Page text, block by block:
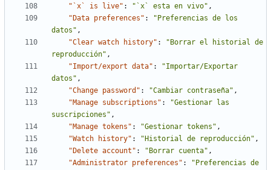
"`x` is live" : "`x` esta en vivo" ,
"Data preferences" :
"Preferencias de los
datos" ,
"Clear watch history" :
"Borrar el historial de
reproducción" ,
"Import/export data" :
"Importar/Exportar
datos" ,
"Change password" : "Cambiar contraseña" ,
"Manage subscriptions" :
"Gestionar las
suscripciones" ,
"Manage tokens" : "Gestionar tokens" ,
"Watch history" : "Historial de reproducción" ,
"Delete account" : "Borrar cuenta" ,
"Administrator preferences" :
"Preferencias de